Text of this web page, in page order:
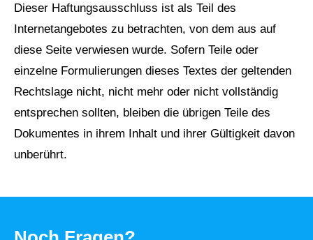
Dieser Haftungsausschluss ist als Teil des
Internetangebotes zu betrachten, von dem aus auf
diese Seite verwiesen wurde. Sofern Teile oder
einzelne Formulierungen dieses Textes der geltenden
Rechtslage nicht, nicht mehr oder nicht vollständig
entsprechen sollten, bleiben die übrigen Teile des
Dokumentes in ihrem Inhalt und ihrer Gültigkeit davon
unberührt.